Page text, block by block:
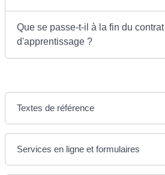
Que se passe-t-il à la fin du contrat
d'apprentissage ?
Textes de référence
Services en ligne et formulaires